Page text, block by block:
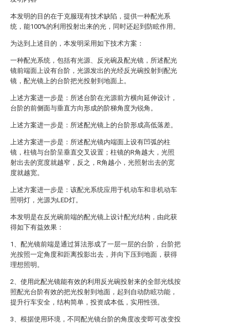
本发明的目的在于克服现有技术缺陷，提供一种配光系
统，能100%的利用投射出来的光，同时还起到防眩作用。
为达到上述目的，本发明采用如下技术方案：
一种配光系统，包括有光源、反光碗及配光镜，所述配光
镜前端面上设有台阶，光源发出的光经反光碗投射到配光
镜，配光镜上的台阶把光投射到地面上。
上述方案进一步是：所述台阶在光源前方横向延伸设计，
台阶的前侧面与垂直方向形成的阶梯角度为锐角。
上述方案进一步是：所述配光镜上的台阶形成高低落差。
上述方案进一步是：所述配光镜内端面上设有凹弧的柱
镜，柱镜与台阶呈垂直交叉设置；柱镜的R角越大，光照
射出去的宽度就越窄，反之，R角越小，光照射出去的宽
度就越宽。
上述方案进一步是：该配光系统应用于机动车和非机动车
照明灯，光源为LED灯。
本发明是在反光碗前端的配光镜上设计配光结构，由此获
得如下有益效果：
1、配光镜前端是通过算法形成了一层一层的台阶，台阶把
光按照一定角度和距离投影出去，并向下压到地面，获得
理想照明。
2、使用此配光镜能有效的利用反光碗投射来的全部光线按
照配光台阶有效的把光投射到地面，起到自动防眩功能，
提升行车安全，结构简单，投资成本低，实用性强。
3、根据使用环境，不同配光镜台阶的角度改变即可改变投